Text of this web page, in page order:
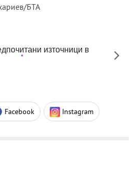
БТА
източници в
Facebook Instagram